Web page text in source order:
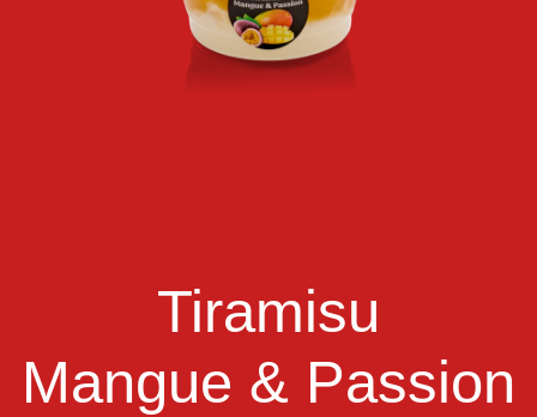
Tiramisu
Mangue & Passion